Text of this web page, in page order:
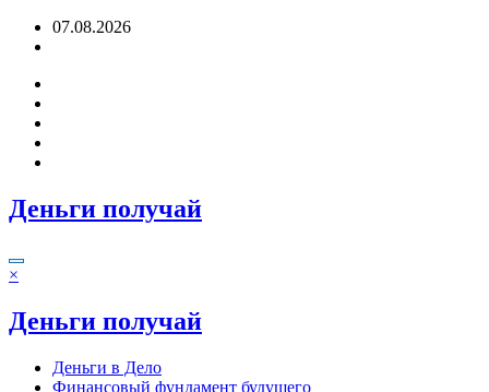
Перейти07.08.2026
Деньги получай
×
Деньги получай
Деньги в Дело
Финансовый фундамент будущего